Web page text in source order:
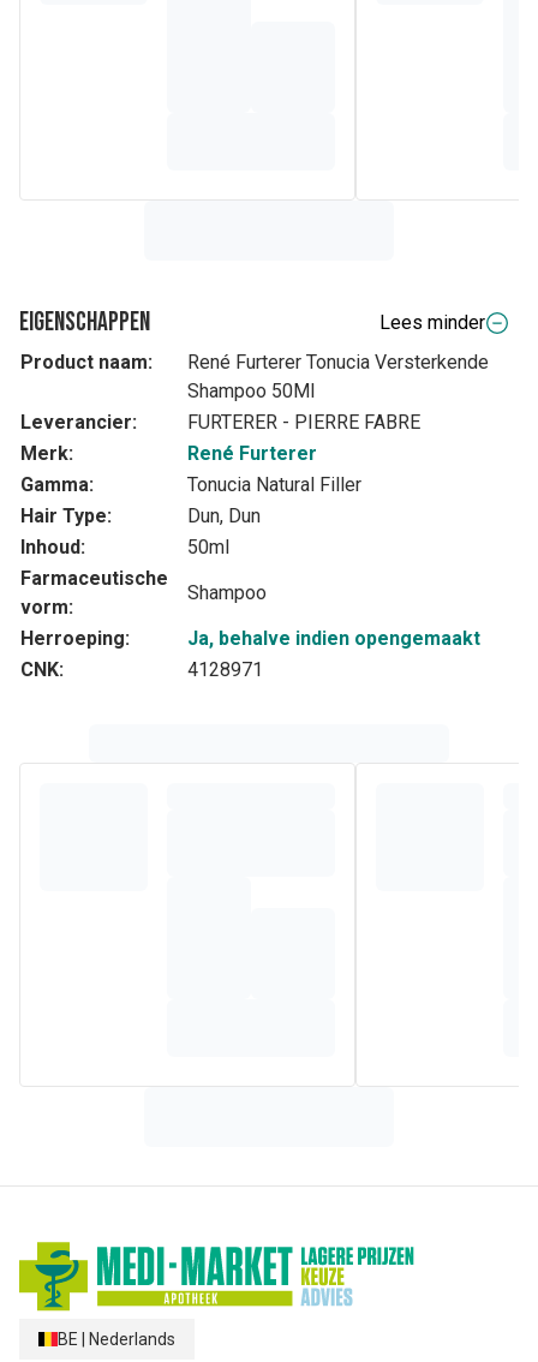
Eigenschappen
Lees minder
Product naam:
René Furterer Tonucia Versterkende
Shampoo 50Ml
Leverancier:
FURTERER - PIERRE FABRE
Merk:
René Furterer
Gamma:
Tonucia Natural Filler
Hair Type:
Dun, Dun
Inhoud:
50ml
Farmaceutische
vorm:
Shampoo
Herroeping:
Ja, behalve indien opengemaakt
CNK:
4128971
BE Nederlands